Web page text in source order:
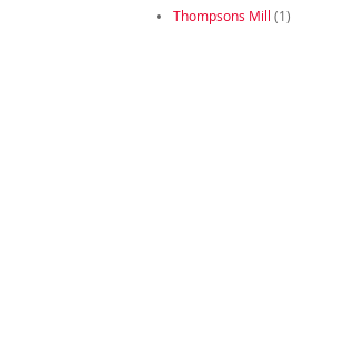
Thompsons Mill (1)